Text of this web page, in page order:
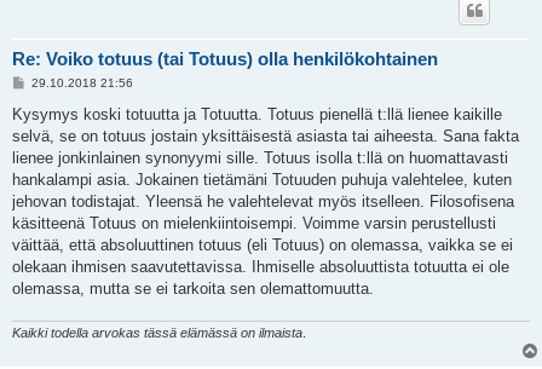
Re: Voiko totuus (tai Totuus) olla henkilökohtainen
V
e
s
t
i
29.10.2018 21:56
Kysymys koski totuutta ja Totuutta. Totuus pienellä t:llä lienee kaikille
selvä, se on totuus jostain yksittäisestä asiasta tai aiheesta. Sana fakta
lienee jonkinlainen synonyymi sille. Totuus isolla t:llä on huomattavasti
hankalampi asia. Jokainen tietämäni Totuuden puhuja valehtelee, kuten
jehovan todistajat. Yleensä he valehtelevat myös itselleen. Filosofisena
käsitteenä Totuus on mielenkiintoisempi. Voimme varsin perustellusti
väittää, että absoluuttinen totuus (eli Totuus) on olemassa, vaikka se ei
olekaan ihmisen saavutettavissa. Ihmiselle absoluuttista totuutta ei ole
olemassa, mutta se ei tarkoita sen olemattomuutta.
Kaikki todella arvokas tässä elämässä on ilmaista.